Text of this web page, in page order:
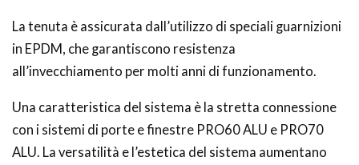
La tenuta è assicurata dall’utilizzo di speciali guarnizioni
in EPDM, che garantiscono resistenza
all’invecchiamento per molti anni di funzionamento.
Una caratteristica del sistema è la stretta connessione
con i sistemi di porte e finestre PRO60 ALU e PRO70
ALU. La versatilità e l’estetica del sistema aumentano